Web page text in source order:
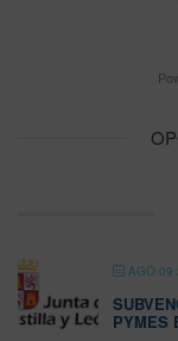
AGO 09
PYMES